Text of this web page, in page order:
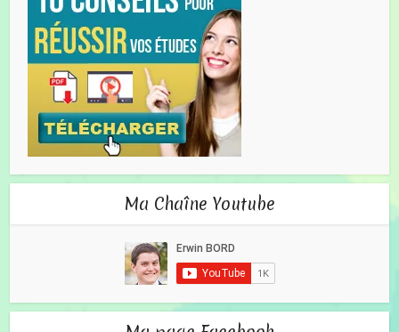
Ma Chaîne Youtube